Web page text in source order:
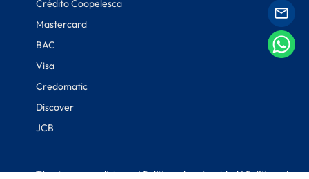
Crédito Coopelesca
Mastercard
BAC
Visa
Credomatic
Discover
JCB
Términos y condiciones|Políticas de privacidad|Políticas de